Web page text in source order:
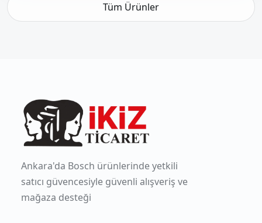
Tüm Ürünler
Ankara'da Bosch ürünlerinde yetkili
satıcı güvencesiyle güvenli alışveriş ve
mağaza desteği